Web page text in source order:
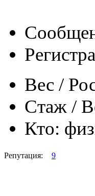
Вес /
Стаж /
Кто:
Репутация: 9